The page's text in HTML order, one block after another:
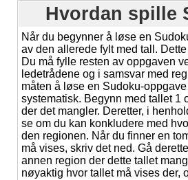
Hvordan spille
Når du begynner å løse en
av den allerede fylt med tall.
Du må fylle resten av oppgaven
ledetrådene og i samsvar med
måten å løse en Sudoku-
systematisk. Begynn med tallet 1
der det mangler. Deretter, i
se om du kan konkludere med
den regionen. Når du finner en
må vises, skriv det ned. Gå
annen region der dette tallet
nøyaktig hvor tallet må vises der,